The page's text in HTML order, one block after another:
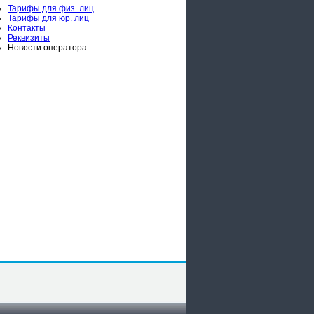
Тарифы для физ. лиц
Тарифы для юр. лиц
Контакты
Реквизиты
Новости оператора